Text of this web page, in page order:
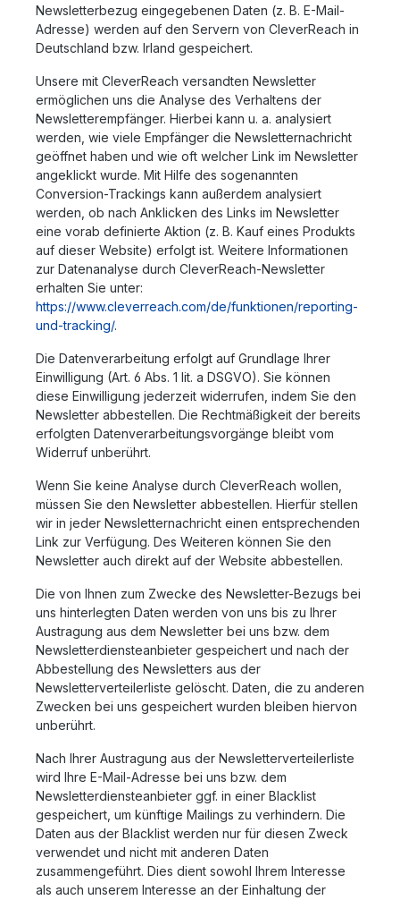
Newsletterbezug eingegebenen Daten (z. B. E-Mail-
Adresse) werden auf den Servern von CleverReach in
Deutschland bzw. Irland gespeichert.
Unsere mit CleverReach versandten Newsletter
ermöglichen uns die Analyse des Verhaltens der
Newsletterempfänger. Hierbei kann u. a. analysiert
werden, wie viele Empfänger die Newsletternachricht
geöffnet haben und wie oft welcher Link im Newsletter
angeklickt wurde. Mit Hilfe des sogenannten
Conversion-Trackings kann außerdem analysiert
werden, ob nach Anklicken des Links im Newsletter
eine vorab definierte Aktion (z. B. Kauf eines Produkts
auf dieser Website) erfolgt ist. Weitere Informationen
zur Datenanalyse durch CleverReach-Newsletter
erhalten Sie unter:
https://www.cleverreach.com/de/funktionen/reporting-
und-tracking/.
Die Datenverarbeitung erfolgt auf Grundlage Ihrer
Einwilligung (Art. 6 Abs. 1 lit. a DSGVO). Sie können
diese Einwilligung jederzeit widerrufen, indem Sie den
Newsletter abbestellen. Die Rechtmäßigkeit der bereits
erfolgten Datenverarbeitungsvorgänge bleibt vom
Widerruf unberührt.
Wenn Sie keine Analyse durch CleverReach wollen,
müssen Sie den Newsletter abbestellen. Hierfür stellen
wir in jeder Newsletternachricht einen entsprechenden
Link zur Verfügung. Des Weiteren können Sie den
Newsletter auch direkt auf der Website abbestellen.
Die von Ihnen zum Zwecke des Newsletter-Bezugs bei
uns hinterlegten Daten werden von uns bis zu Ihrer
Austragung aus dem Newsletter bei uns bzw. dem
Newsletterdiensteanbieter gespeichert und nach der
Abbestellung des Newsletters aus der
Newsletterverteilerliste gelöscht. Daten, die zu anderen
Zwecken bei uns gespeichert wurden bleiben hiervon
unberührt.
Nach Ihrer Austragung aus der Newsletterverteilerliste
wird Ihre E-Mail-Adresse bei uns bzw. dem
Newsletterdiensteanbieter ggf. in einer Blacklist
gespeichert, um künftige Mailings zu verhindern. Die
Daten aus der Blacklist werden nur für diesen Zweck
verwendet und nicht mit anderen Daten
zusammengeführt. Dies dient sowohl Ihrem Interesse
als auch unserem Interesse an der Einhaltung der